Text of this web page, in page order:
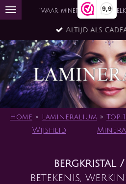
9,9
Ga
de
hoofdinhoud
`waar mineraal en ziel
Altijd als
Home »
Lamineralium
Wijsheid
» Top
bergkristal
betekenis,